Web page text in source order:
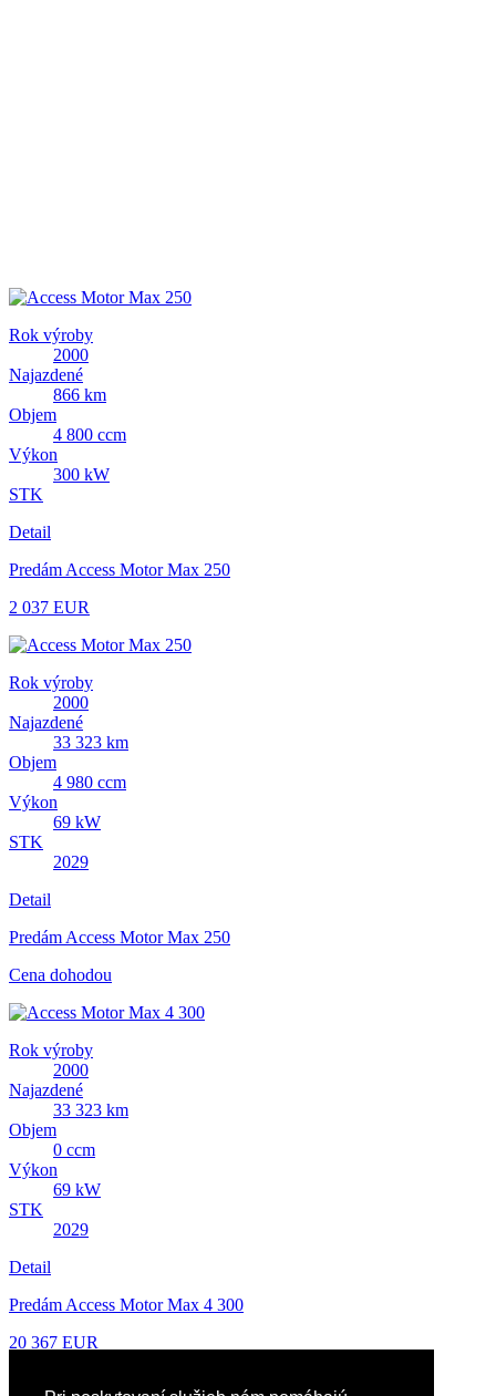
Rok výroby
2000
Najazdené
866 km
Objem
4 800 ccm
Výkon
300 kW
STK
Detail
Predám Access Motor Max 250
2 037 EUR
Rok výroby
2000
Najazdené
33 323 km
Objem
4 980 ccm
Výkon
69 kW
STK
2029
Detail
Predám Access Motor Max 250
Cena dohodou
Rok výroby
2000
Najazdené
33 323 km
Objem
0 ccm
Výkon
69 kW
STK
2029
Detail
Predám Access Motor Max 4 300
20 367 EUR